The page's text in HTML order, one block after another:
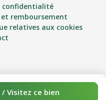
/ Visitez ce bien
confidentialité
remboursement
relatives aux cookies